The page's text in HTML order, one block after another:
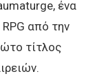
ένα
από την
τίτλος